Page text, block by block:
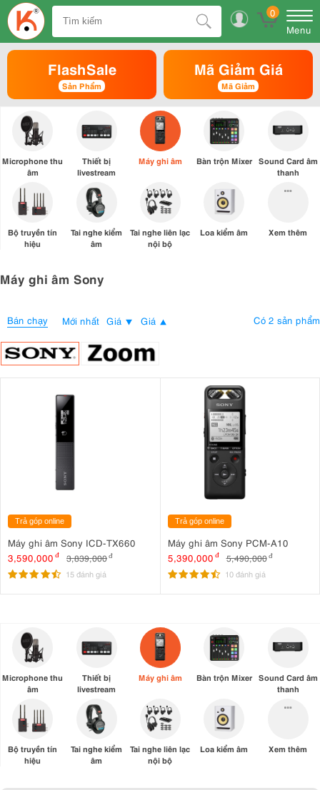
0
Menu
FlashSale
Sản Phẩm
Mã Giảm Giá
Mã Giảm
Microphone thu
âm
Thiết bị
livestream
Máy ghi âm Bàn trộn Mixer
Sound Card âm
thanh
Bộ truyền tín
hiệu
Tai nghe kiểm
âm
Tai nghe liên lạc
nội bộ
Loa kiểm âm Xem thêm
Máy ghi âm Sony
Bán chạy Mới nhất Giá Giá Có 2 sản phẩm
Trả góp online
Máy ghi âm Sony ICD-TX660
3,590,000 đ 3,839,000đ
15 đánh giá
Trả góp online
Máy ghi âm Sony PCM-A10
5,390,000 đ 5,490,000 đ
10 đánh giá
Microphone thu
âm
Thiết bị
livestream
Máy ghi âm Bàn trộn Mixer
Sound Card âm
thanh
Bộ truyền tín
hiệu
Tai nghe kiểm
âm
Tai nghe liên lạc
nội bộ
Loa kiểm âm Xem thêm